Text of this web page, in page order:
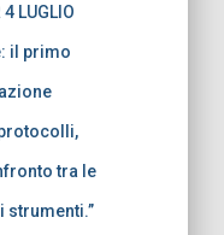
LUGLIO
il primo
tra le